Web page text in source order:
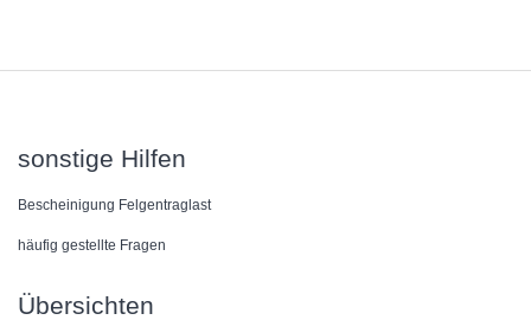
sonstige Hilfen
Bescheinigung Felgentraglast
häufig gestellte Fragen
Übersichten